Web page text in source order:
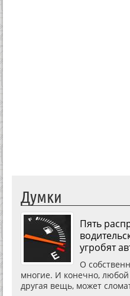
Думки
Пять
угробят
О
многие. И конечно, любой
другая вещь, может